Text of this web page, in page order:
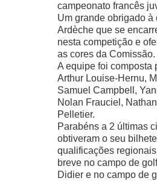
campeonato francês
Um grande obrigado à
Ardèche que se
nesta competição e
as cores da Comissão.
A equipe foi composta
Arthur Louise-Hernu,
Samuel Campbell,
Nolan Frauciel,
Pelletier.
Parabéns a 2 últimas
obtiveram o seu
qualificações
breve no campo de
Didier e no campo de